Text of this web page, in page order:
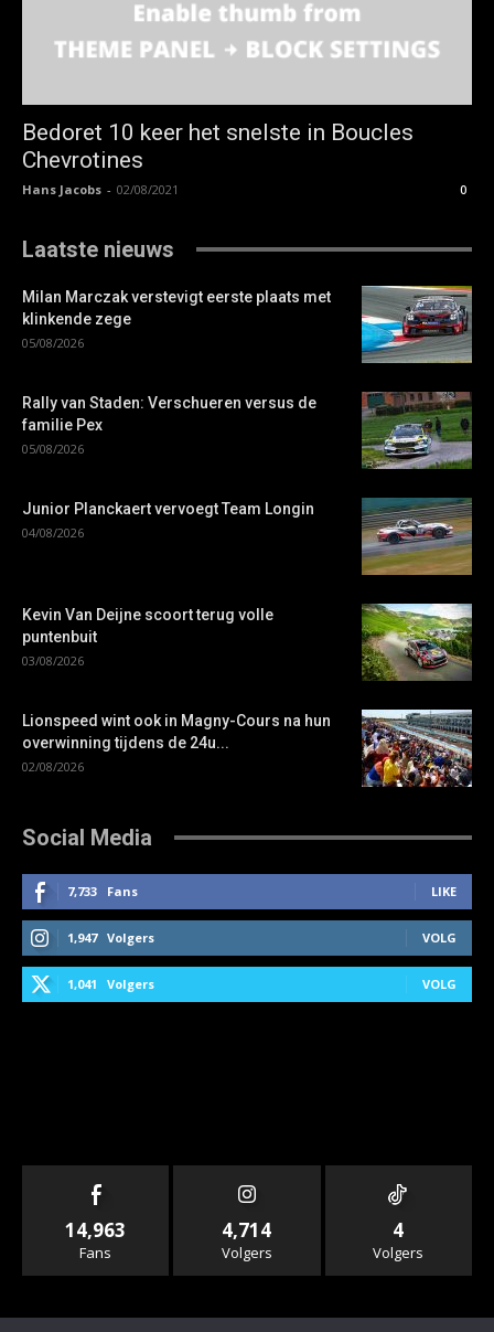
Bedoret 10 keer het snelste in Boucles
Chevrotines
Hans Jacobs - 02/08/2021 0
Laatste nieuws
Milan Marczak verstevigt eerste plaats met
klinkende zege
05/08/2026
Rally van Staden: Verschueren versus de
familie Pex
05/08/2026
Junior Planckaert vervoegt Team Longin
04/08/2026
Kevin Van Deijne scoort terug volle
puntenbuit
03/08/2026
Lionspeed wint ook in Magny-Cours na hun
overwinning tijdens de 24u...
02/08/2026
Social Media
7,733 Fans LIKE
1,947 Volgers VOLG
1,041 Volgers VOLG
14,963
Fans
4,714
Volgers
4
Volgers